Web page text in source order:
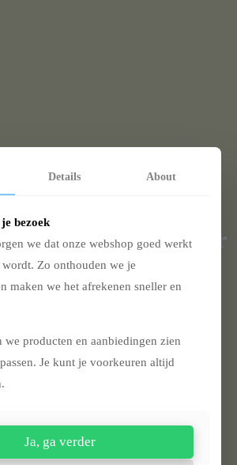
– Well equipped for
days
Details About
bezoek
we dat onze webshop goed werkt
wordt. Zo onthouden we je
maken we het afrekenen sneller en
we producten en aanbiedingen zien
Je kunt je voorkeuren altijd
Ja, ga verder